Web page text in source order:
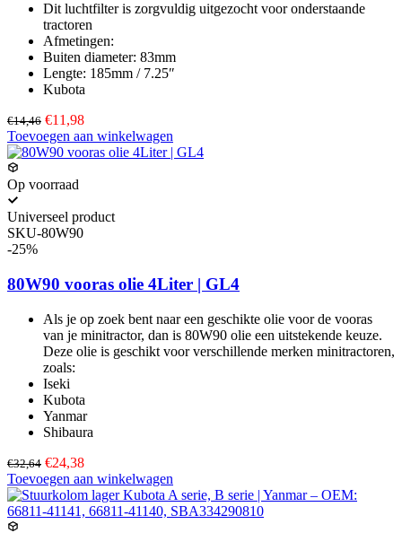
Dit luchtfilter is zorgvuldig uitgezocht voor onderstaande
tractoren
Afmetingen:
Buiten diameter: 83mm
Lengte: 185mm / 7.25″
Kubota
€14,46 €11,98
Toevoegen aan winkelwagen
Op voorraad
Universeel product
SKU-80W90
-25%
80W90 vooras olie 4Liter | GL4
Als je op zoek bent naar een geschikte olie voor de vooras
van je minitractor, dan is 80W90 olie een uitstekende keuze.
Deze olie is geschikt voor verschillende merken minitractoren,
zoals:
Iseki
Kubota
Yanmar
Shibaura
€32,64 €24,38
Toevoegen aan winkelwagen